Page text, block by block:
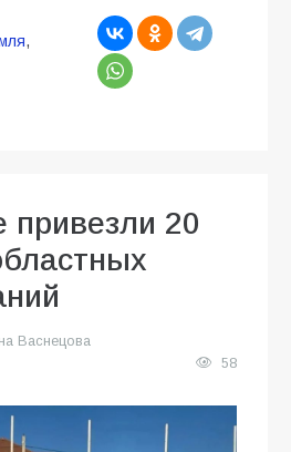
,
привезли 20
Васнецова
58